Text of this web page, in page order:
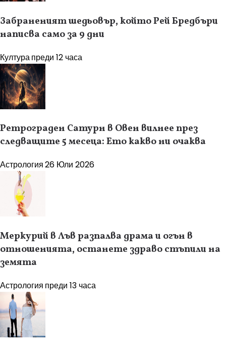
Забраненият шедьовър, който Рей Бредбъри
написва само за 9 дни
Културапреди 12 часа
Ретрограден Сатурн в Овен вилнее през
следващите 5 месеца: Ето какво ни очаква
Астрология26 Юли 2026
Меркурий в Лъв разпалва драма и огън в
отношенията, останете здраво стъпили на
земята
Астрология преди 13 часа